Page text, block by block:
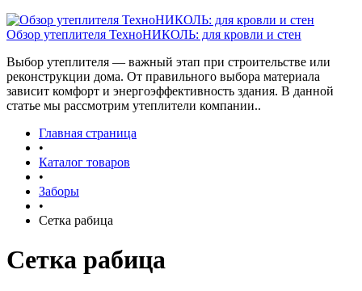
Обзор утеплителя ТехноНИКОЛЬ: для кровли и стен
Выбор утеплителя — важный этап при строительстве или
реконструкции дома. От правильного выбора материала
зависит комфорт и энергоэффективность здания. В данной
статье мы рассмотрим утеплители компании..
Главная страница
•
Каталог товаров
•
Заборы
•
Сетка рабица
Сетка рабица